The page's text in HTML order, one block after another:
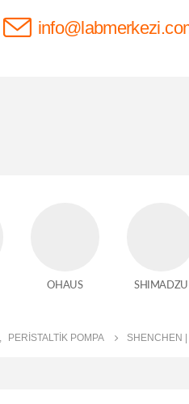
OHAUS SHIMADZU
PERISTALTIK POMPA SHENCHEN